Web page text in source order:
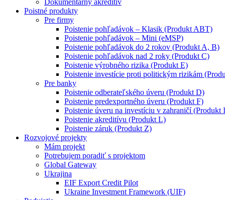
Dokumentárny akreditív
Poistné produkty
Pre firmy
Poistenie pohľadávok – Klasik (Produkt ABT)
Poistenie pohľadávok – Mini (eMSP)
Poistenie pohľadávok do 2 rokov (Produkt A, B)
Poistenie pohľadávok nad 2 roky (Produkt C)
Poistenie výrobného rizika (Produkt E)
Poistenie investície proti politickým rizikám
Pre banky
Poistenie odberateľského úveru (Produkt D)
Poistenie predexportného úveru (Produkt F)
Poistenie úveru na investíciu v zahraničí (Produkt
Poistenie akreditívu (Produkt L)
Poistenie záruk (Produkt Z)
Rozvojové projekty
Mám projekt
Potrebujem poradiť s projektom
Global Gateway
Ukrajina
EIF Export Credit Pilot
Ukraine Investment Framework (UIF)